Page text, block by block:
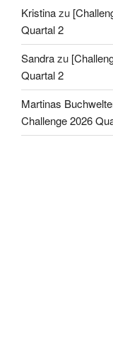
Kristinazu
Quartal 2
Sandrazu
Quartal 2
Martinas
Challenge 2026